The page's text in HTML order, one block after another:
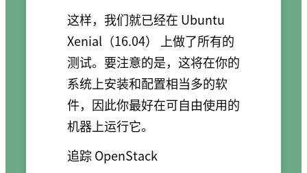
这样，我们就已经在 Ubuntu
Xenial（16.04） 上做了所有的
测试。要注意的是，这将在你的
系统上安装和配置相当多的软
件，因此你最好在可自由使用的
机器上运行它。
追踪 OpenStack